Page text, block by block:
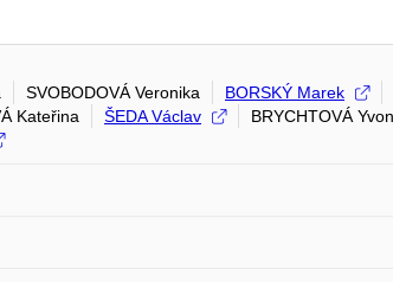
SVOBODOVÁ Veronika BORSKÝ Marek
Kateřina ŠEDA Václav BRYCHTOVÁ